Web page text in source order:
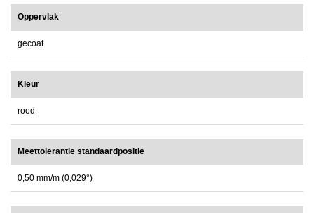
Oppervlak
gecoat
Kleur
rood
Meettolerantie standaardpositie
0,50 mm/m (0,029°)